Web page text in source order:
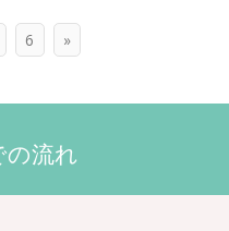
6 »
の流れ